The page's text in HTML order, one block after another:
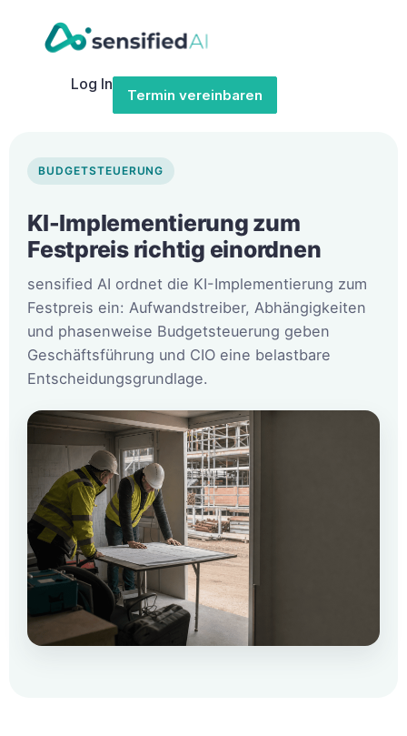
Log In
Termin vereinbaren
BUDGETSTEUERUNG
KI-Implementierung zum
Festpreis richtig einordnen
sensified AI ordnet die KI-Implementierung zum
Festpreis ein: Aufwandstreiber, Abhängigkeiten
und phasenweise Budgetsteuerung geben
Geschäftsführung und CIO eine belastbare
Entscheidungsgrundlage.